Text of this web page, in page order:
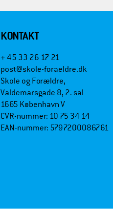
KONTAKT
+ 45 33 26 17 21
post@skole-foraeldre.dk
Skole og Forældre,
Valdemarsgade 8, 2. sal
1665 København V
CVR-nummer: 10 75 34 14
EAN-nummer: 5797200086761